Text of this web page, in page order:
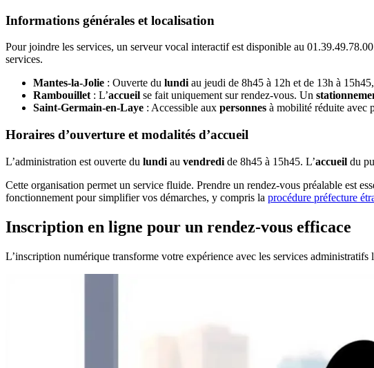
Informations générales et localisation
Pour joindre les services, un serveur vocal interactif est disponible au
services.
Mantes-la-Jolie : Ouverte du lundi au jeudi de 8h45 à 12h et de 13h à
Rambouillet : L’accueil se fait uniquement sur rendez-vous. Un
Saint-Germain-en-Laye : Accessible aux personnes à mobilité réduite avec
Horaires d’ouverture et modalités d’accueil
L’administration est ouverte du lundi au vendredi de 8h45 à 15h45. L’accueil du
Cette organisation permet un service fluide. Prendre un rendez-vous préalable est
fonctionnement pour simplifier vos démarches, y compris la procédure préfecture
Inscription en ligne pour un rendez-vous efficace
L’inscription numérique transforme votre expérience avec les services